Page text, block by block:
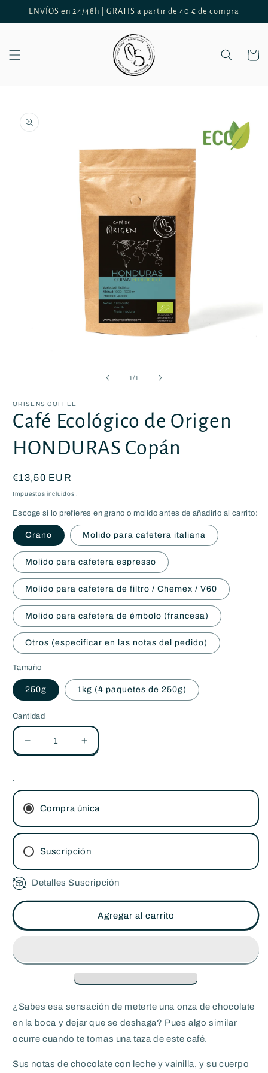
directamente
al contenido
ENVÍOS en 24/48h | GRATIS a partir de 40 € de compra
Carrito
a la
información
una
ventana
modal
1/de1
ORISENS COFFEE
Café Ecológico de Origen
HONDURAS Copán
Precio
habitual
€13,50 EUR
Impuestos incluidos .
Escoge si lo prefieres en grano o molido antes de añadirlo al carrito:
Grano Molido para cafetera italiana
Molido para cafetera espresso
Molido para cafetera de filtro / Chemex / V60
Molido para cafetera de émbolo (francesa)
Otros (especificar en las notas del pedido)
Tamaño
250g 1kg (4 paquetes de 250g)
Cantidad
Reducir
cantidad
de
HONDURAS
Copán
Aumentar
cantidad
de
HONDURAS
Copán
.
Compra única
Suscripción
Suscripción bimestral
Suscripción mensual
Detalles Suscripción
Agregar al carrito
¿Sabes esa sensación de meterte una onza de chocolate
en la boca y dejar que se deshaga? Pues algo similar
ocurre cuando te tomas una taza de este café.
Sus notas de chocolate con leche y vainilla, y su cuerpo